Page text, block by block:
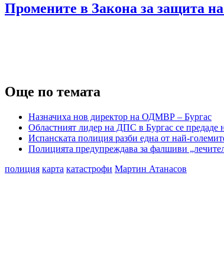
Промените в Закона за защита
Още по темата
Назначиха нов директор на ОДМВР – Бургас
Областният лидер на ДПС в Бургас се предаде
Испанската полиция разби една от най-
Полицията предупреждава за фалшиви
полиция карта катастрофи Мартин Атанасов